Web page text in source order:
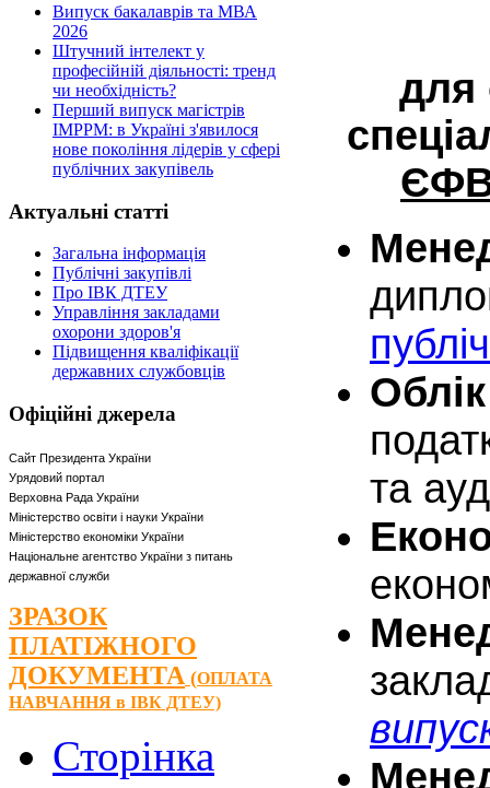
для
та
Випуск бакалаврів та МВА
2026
Штучний інтелект у
професійній діяльності: тренд
чи необхідність?
Перший випуск магістрів
IMPPM: в Україні з'явилося
нове покоління лідерів у сфері
публічних закупівель
Актуальні статті
Загальна інформація
Публічні закупівлі
Про ІВК ДТЕУ
Управління закладами
охорони здоров'я
Підвищення кваліфікації
державних службовців
Офіційні джерела
Сайт Президента України
Урядовий портал
Верховна Рада України
Міністерство освіти і науки України
Міністерство економіки України
Національне агентство України з питань
державної служби
ЗРАЗОК
ПЛАТІЖНОГО
ДОКУМЕНТА (ОПЛАТА
НАВЧАННЯ в ІВК ДТЕУ)
Сторінка